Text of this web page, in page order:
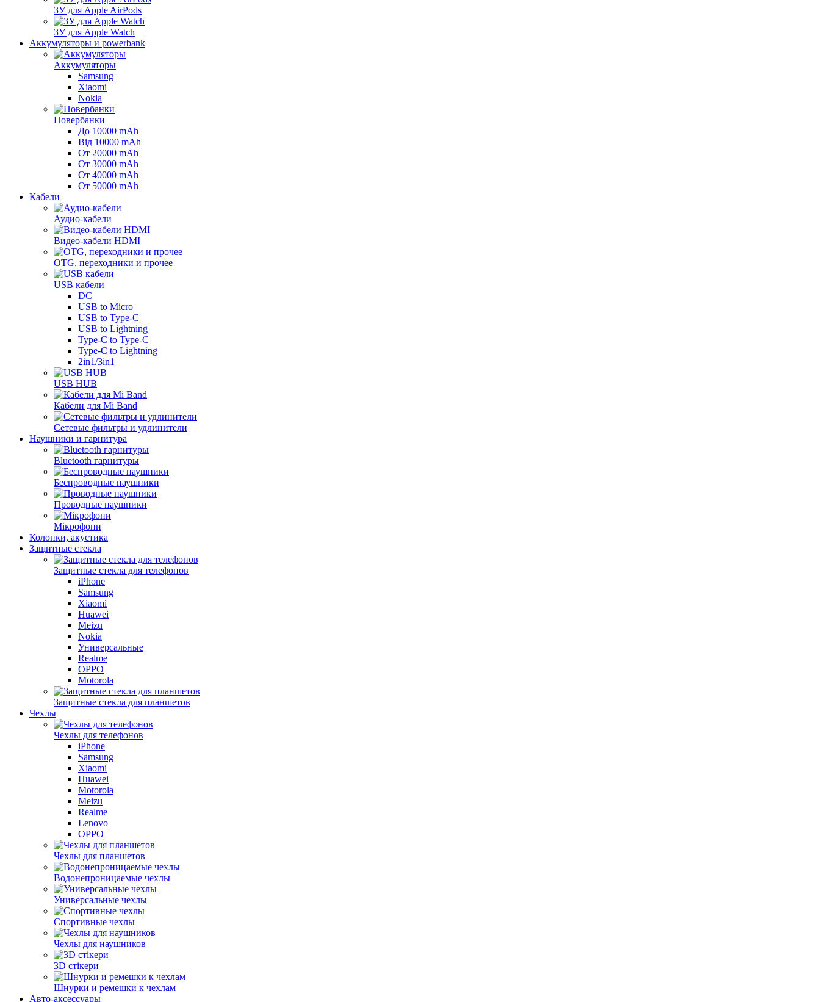
ЗУ для Apple AirPods
ЗУ для Apple Watch
Аккумуляторы и powerbank
Аккумуляторы
Samsung
Xiaomi
Nokia
Повербанки
До 10000 mAh
Від 10000 mAh
От 20000 mAh
От 30000 mAh
От 40000 mAh
От 50000 mAh
Кабели
Аудио-кабели
Видео-кабели HDMI
OTG, переходники и прочее
USB кабели
DC
USB to Micro
USB to Type-C
USB to Lightning
Type-C to Type-C
Type-C to Lightning
2in1/3in1
USB HUB
Кабели для Mi Band
Сетевые фильтры и удлинители
Наушники и гарнитура
Bluetooth гарнитуры
Беспроводные наушники
Проводные наушники
Мікрофони
Колонки, акустика
Защитные стекла
Защитные стекла для телефонов
iPhone
Samsung
Xiaomi
Huawei
Meizu
Nokia
Универсальные
Realme
OPPO
Motorola
Защитные стекла для планшетов
Чехлы
Чехлы для телефонов
iPhone
Samsung
Xiaomi
Huawei
Motorola
Meizu
Realme
Lenovo
OPPO
Чехлы для планшетов
Водонепроницаемые чехлы
Универсальные чехлы
Спортивные чехлы
Чехлы для наушников
3D стікери
Шнурки и ремешки к чехлам
Авто-аксессуары